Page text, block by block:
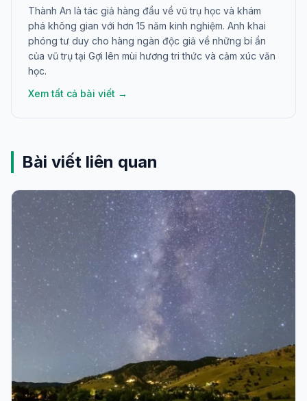
Thành An là tác giả hàng đầu về vũ trụ học và khám
phá không gian với hơn 15 năm kinh nghiệm. Anh khai
phóng tư duy cho hàng ngàn độc giả về những bí ẩn
của vũ trụ tại Gợi lên mùi hương tri thức và cảm xúc văn
học.
Xem tất cả bài viết →
Bài viết liên quan